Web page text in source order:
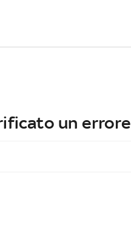
un errore